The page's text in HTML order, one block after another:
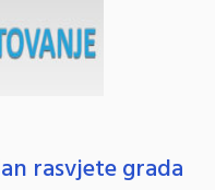
rasvjete grada